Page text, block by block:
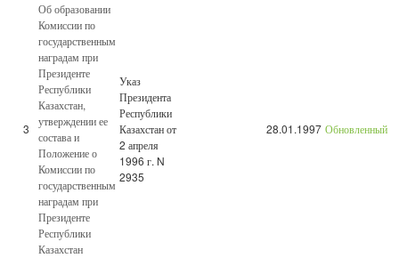
3
Об образовании
Комиссии по
государственным
наградам при
Президенте
Республики
Казахстан,
утверждении ее
состава и
Положение о
Комиссии по
государственным
наградам при
Президенте
Республики
Казахстан
Указ
Президента
Республики
Казахстан от
2 апреля
1996 г. N
2935
28.01.1997 Обновленный